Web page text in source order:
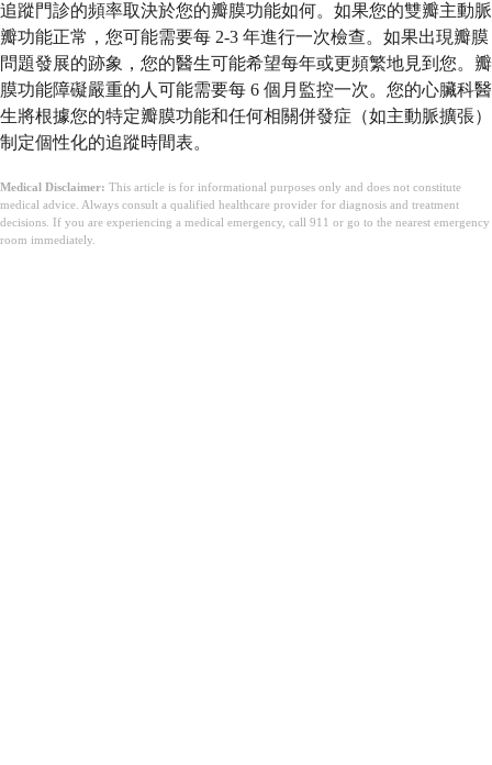
追蹤門診的頻率取決於您的瓣膜功能如何。如果您的雙瓣主動脈
瓣功能正常，您可能需要每 2-3 年進行一次檢查。如果出現瓣膜
問題發展的跡象，您的醫生可能希望每年或更頻繁地見到您。瓣
膜功能障礙嚴重的人可能需要每 6 個月監控一次。您的心臟科醫
生將根據您的特定瓣膜功能和任何相關併發症（如主動脈擴張）
制定個性化的追蹤時間表。
Medical Disclaimer: This article is for informational purposes only and does not constitute
medical advice. Always consult a qualified healthcare provider for diagnosis and treatment
decisions. If you are experiencing a medical emergency, call 911 or go to the nearest emergency
room immediately.